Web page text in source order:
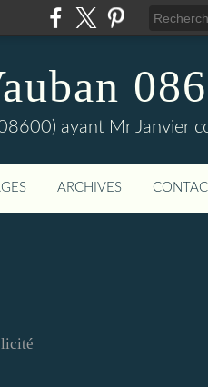
ayant Mr Janvier
ARCHIVES